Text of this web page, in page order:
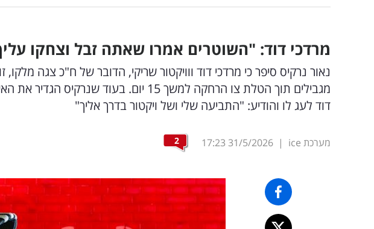
מרדכי דוד: "השוטרים אמרו שאתה זבל וצחקו
נאור נרקיס סיפר כי מרדכי דוד ווויקטור שריקי, הדובר של ח"כ צגה
מגבילים תוך הטלת צו הרחקה למשך 15 יום.
דוד לעג לו והודיע: "התביעה שלי ושל ויקטור בדרך אליך"
מערכת ice |
31/5/2026
17:23
2